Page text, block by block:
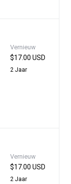
Vernieuw
$17.00 USD
2 Jaar
Vernieuw
$17.00 USD
2 Jaar